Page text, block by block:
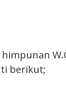
himpunan
berikut;